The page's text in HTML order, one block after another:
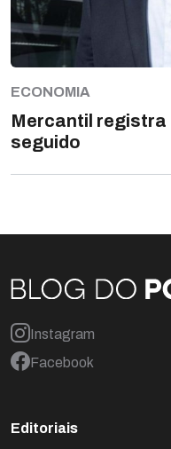
ECONOMIA
Mercantil registra
seguido
Instagram
Facebook
Editoriais